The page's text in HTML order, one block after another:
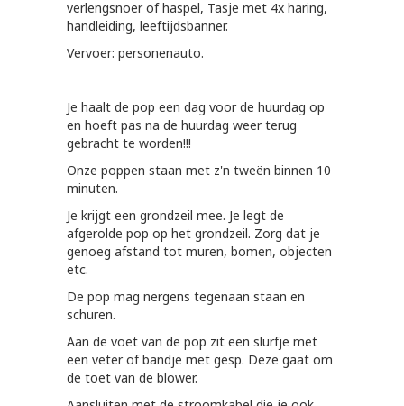
verlengsnoer of haspel, Tasje met 4x haring,
handleiding, leeftijdsbanner.
Vervoer: personenauto.
Je haalt de pop een dag voor de huurdag op
en hoeft pas na de huurdag weer terug
gebracht te worden!!!
Onze poppen staan met z'n tweën binnen 10
minuten.
Je krijgt een grondzeil mee. Je legt de
afgerolde pop op het grondzeil. Zorg dat je
genoeg afstand tot muren, bomen, objecten
etc.
De pop mag nergens tegenaan staan en
schuren.
Aan de voet van de pop zit een slurfje met
een veter of bandje met gesp. Deze gaat om
de toet van de blower.